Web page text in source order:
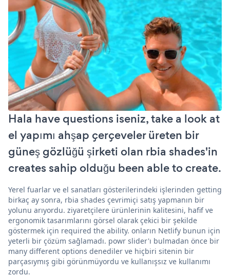
Hala have questions iseniz, take a look at
el yapımı ahşap çerçeveler üreten bir
güneş gözlüğü şirketi olan rbia shades'in
creates sahip olduğu been able to create.
Yerel fuarlar ve el sanatları gösterilerindeki işlerinden getting
birkaç ay sonra, rbia shades çevrimiçi satış yapmanın bir
yolunu arıyordu. ziyaretçilere ürünlerinin kalitesini, hafif ve
ergonomik tasarımlarını görsel olarak çekici bir şekilde
göstermek için required the ability. onların Netlify bunun için
yeterli bir çözüm sağlamadı. powr slider'ı bulmadan önce bir
many different options denediler ve hiçbiri sitenin bir
parçasıymış gibi görünmüyordu ve kullanışsız ve kullanımı
zordu.